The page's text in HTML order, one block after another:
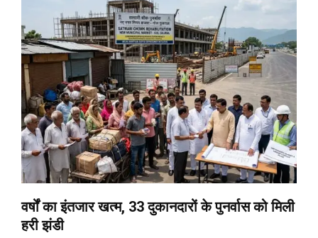
वर्षों का इंतजार खत्म, 33 दुकानदारों के पुनर्वास को मिली
हरी झंडी